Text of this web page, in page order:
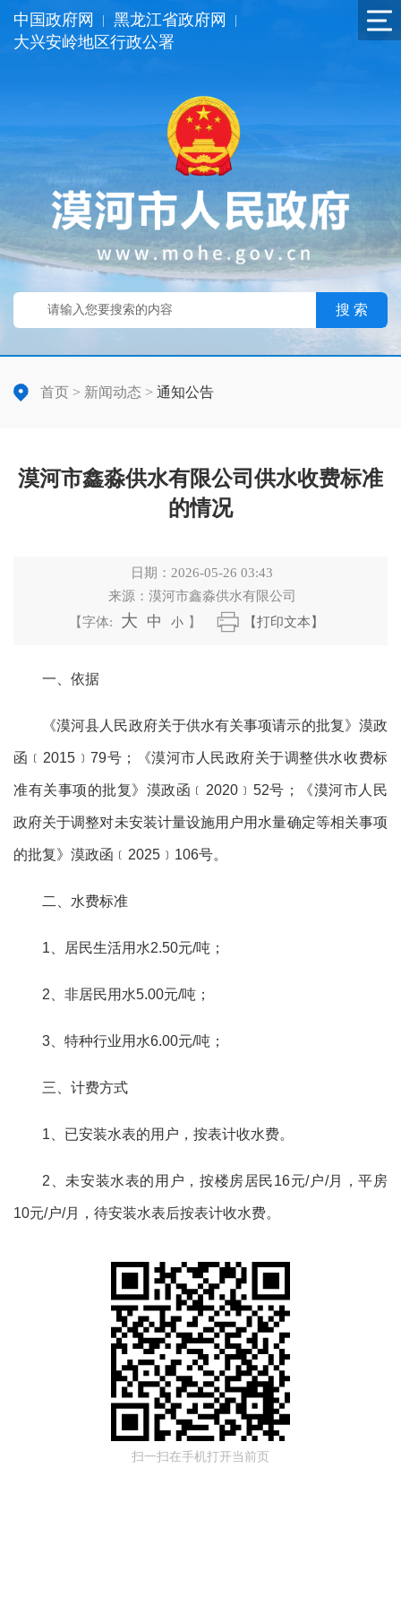
中国政府网 黑龙江省政府网
大兴安岭地区行政公署
搜 索
首页 > 新闻动态 > 通知公告
漠河市鑫淼供水有限公司供水收费标准
的情况
日期： 2026-05-26 03:43
来源： 漠河市鑫淼供水有限公司
【字体:
大 中 小 】 【打印文本】
一、依据
《漠河县人民政府关于供水有关事项请示的批复》漠政
函 ﹝ 2015 ﹞79号；《漠河市人民政府关于调整供水收费标
准有关事项的批复》漠政函 ﹝ 2020﹞ 52号；《漠河市人民
政府关于调整对未安装计量设施用户用水量确定等相关事项
的批复》漠政函 ﹝ 2025﹞106号。
二、 水费标准
1、居民生活用水2.50元/吨 ；
2、 非居民用水5.00元/吨 ；
3、特种行业用水6.00元/吨；
三、计费方式
1、已安装水表的用户，按表计收水费。
2、 未安装水表的用户， 按楼房居民16元/户/月，平房
10元/户/月 ，待安装水表后按表计收水费。
扫一扫在手机打开当前页